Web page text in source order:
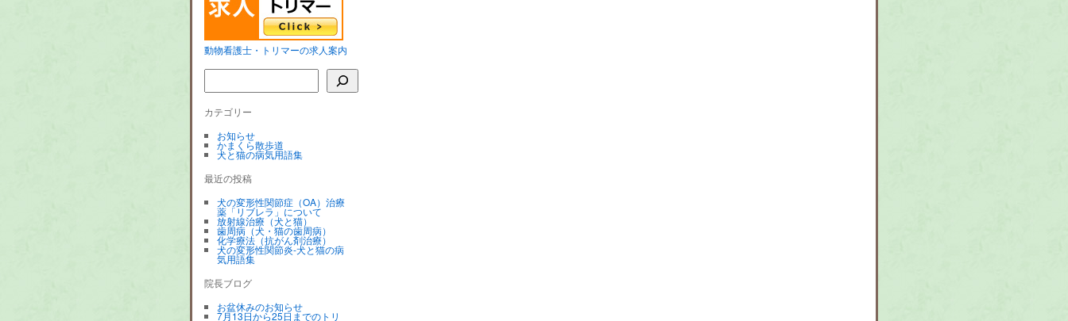
動物看護士・トリマーの求人案内
カテゴリー
お知らせ
かまくら散歩道
犬と猫の病気用語集
最近の投稿
犬の変形性関節症（OA）治療
薬「リブレラ」について
放射線治療（犬と猫）
歯周病（犬・猫の歯周病）
化学療法（抗がん剤治療）
犬の変形性関節炎-犬と猫の病
気用語集
院長ブログ
お盆休みのお知らせ
7月13日から25日までのトリ